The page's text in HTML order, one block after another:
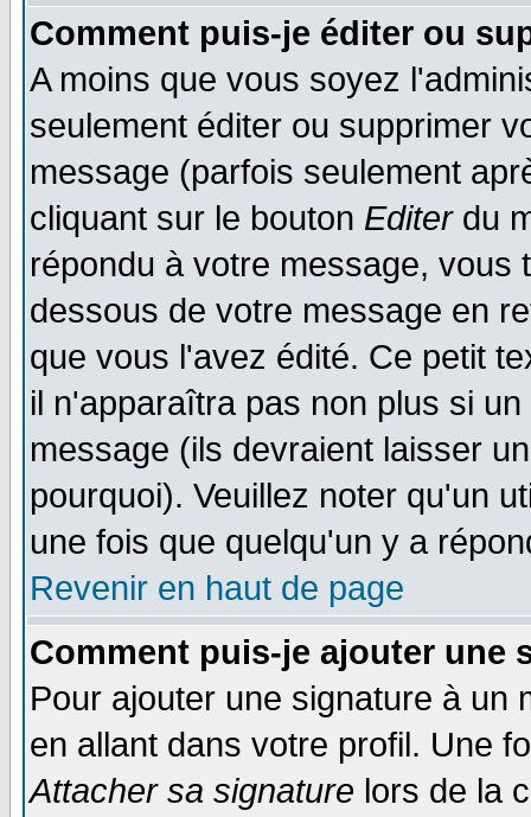
Comment puis-je éditer ou
A moins que vous soyez
seulement éditer ou supprimer
message (parfois seulement
cliquant sur le bouton Editerdu
répondu à votre message, vous
dessous de votre message en
que vous l'avez édité. Ce petit
il n'apparaîtra pas non plus si
message (ils devraient laisser
pourquoi). Veuillez noter qu'un
une fois que quelqu'un y a
Revenir en haut de page
Comment puis-je ajouter une
Pour ajouter une signature à un
en allant dans votre profil. Une
Attacher sa signature lors de la